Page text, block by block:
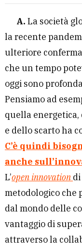
A. La società
la recente
ulteriore
che un tempo
oggi sono
Pensiamo ad
quella
e dello scarto ha
C’è quindi
anche
L’open innovation
metodologico che
dal mondo delle
vantaggio di
attraverso la